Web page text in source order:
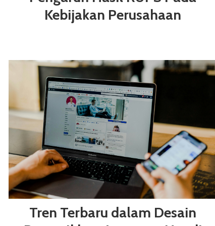
Kebijakan Perusahaan
Tren Terbaru dalam Desain